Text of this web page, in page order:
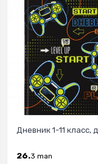
Дневник 1-11 класс,
26.3 man